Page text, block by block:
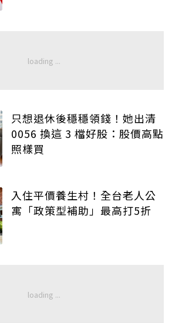
只想退休後穩穩領錢！她出清
0056 換這 3 檔好股：股價高點
照樣買
入住平價養生村！全台老人公
寓「政策型補助」最高打5折